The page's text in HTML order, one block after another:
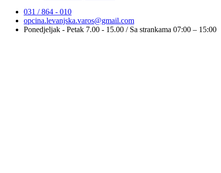
031 / 864 - 010
opcina.levanjska.varos@gmail.com
Ponedjeljak - Petak 7.00 - 15.00 / Sa strankama 07:00 – 15:00